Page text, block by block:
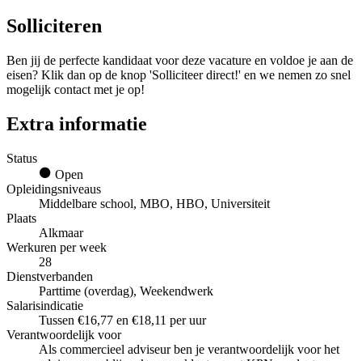
Solliciteren
Ben jij de perfecte kandidaat voor deze vacature en voldoe je aan de
eisen? Klik dan op de knop 'Solliciteer direct!' en we nemen zo snel
mogelijk contact met je op!
Extra informatie
Status
Open
Opleidingsniveaus
Middelbare school, MBO, HBO, Universiteit
Plaats
Alkmaar
Werkuren per week
28
Dienstverbanden
Parttime (overdag), Weekendwerk
Salarisindicatie
Tussen €16,77 en €18,11 per uur
Verantwoordelijk voor
Als commercieel adviseur ben je verantwoordelijk voor het